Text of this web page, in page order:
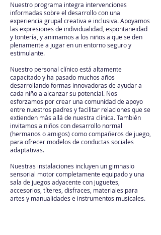
Nuestro programa integra intervenciones
informadas sobre el desarrollo con una
experiencia grupal creativa e inclusiva. Apoyamos
las expresiones de individualidad, espontaneidad
y tontería, y animamos a los niños a que se den
plenamente a jugar en un entorno seguro y
estimulante.
Nuestro personal clínico está altamente
capacitado y ha pasado muchos años
desarrollando formas innovadoras de ayudar a
cada niño a alcanzar su potencial. Nos
esforzamos por crear una comunidad de apoyo
entre nuestros padres y facilitar relaciones que se
extienden más allá de nuestra clínica. También
invitamos a niños con desarrollo normal
(hermanos o amigos) como compañeros de juego,
para ofrecer modelos de conductas sociales
adaptativas.
Nuestras instalaciones incluyen un gimnasio
sensorial motor completamente equipado y una
sala de juegos adyacente con juguetes,
accesorios, títeres, disfraces, materiales para
artes y manualidades e instrumentos musicales.